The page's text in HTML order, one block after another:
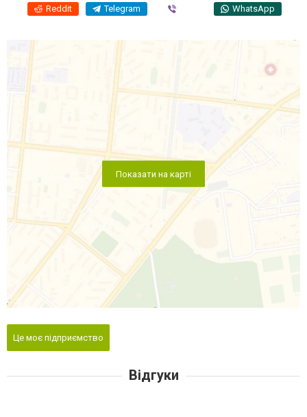
Reddit Telegram WhatsApp
Показати на карті
Це моє підприємство
Відгуки